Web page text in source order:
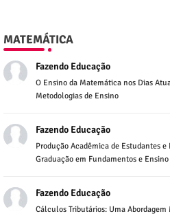
MATEMÁTICA
Fazendo Educação
O Ensino da Matemática nos Dias
Metodologias de Ensino
Fazendo Educação
Produção Acadêmica de Estudantes e
Graduação em Fundamentos e
Fazendo Educação
Cálculos Tributários: Uma